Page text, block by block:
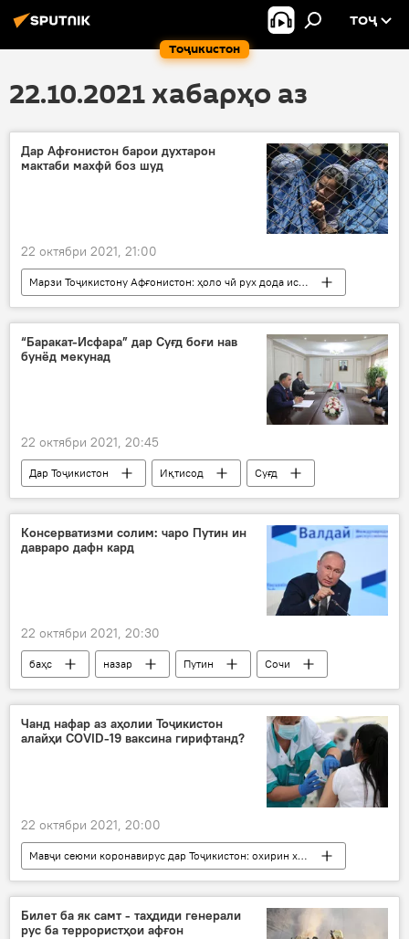
Тоҷикистон
ТОҶ
22.10.2021 хабарҳо аз
Дар Афғонистон барои духтарон
мактаби махфӣ боз шуд
22 октябри 2021, 21:00
Марзи Тоҷикистону Афғонистон: ҳоло чӣ рух дода истодааст?
Дар ҷаҳон
СММ
Афғонистон
Маориф
Кобул
мактаб
онлайн
“Баракат-Исфара” дар Суғд боғи нав
бунёд мекунад
22 октябри 2021, 20:45
Дар Тоҷикистон Иқтисод
Суғд
Исфара
ҳамкорӣ
Раҷаббой Аҳмадзода
бунёд
Консерватизми солим: чаро Путин ин
давраро дафн кард
22 октябри 2021, 20:30
баҳс назар Путин
Сочи
Дар Русия
Чанд нафар аз аҳолии Тоҷикистон
алайҳи COVID-19 ваксина гирифтанд?
22 октябри 2021, 20:00
Мавҷи сеюми коронавирус дар Тоҷикистон: охирин хабару гузоришҳо
Тандурустӣ
Вазорати тандурустӣ
Билет ба як самт - таҳдиди генерали
рус ба террористҳои афғон